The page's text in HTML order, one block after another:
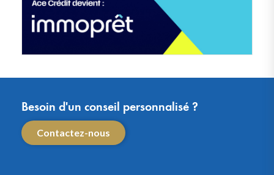
Besoin d'un conseil personnalisé ?
Contactez-nous